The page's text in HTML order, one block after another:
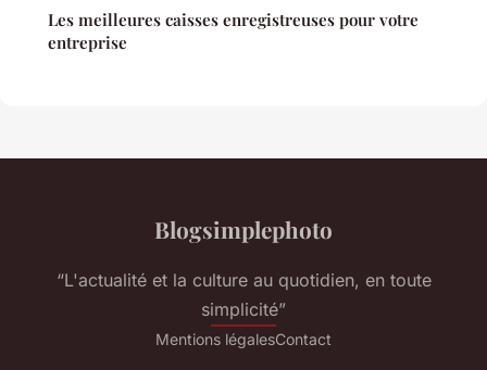
Les meilleures caisses enregistreuses pour votre
entreprise
Blogsimplephoto
“L'actualité et la culture au quotidien, en toute
simplicité”
Mentions légalesContact